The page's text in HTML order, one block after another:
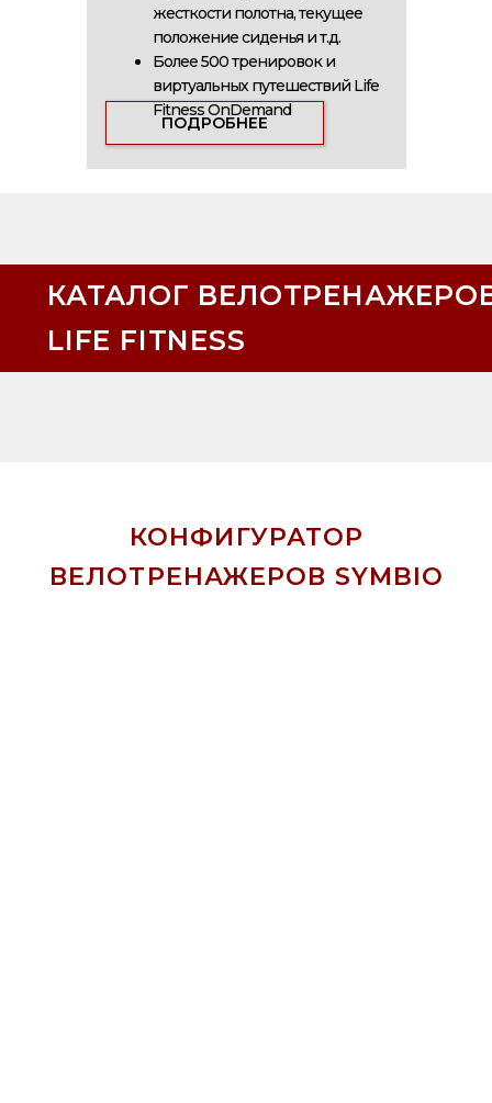
жесткости полотна, текущее
положение сиденья и т.д.
Более 500 тренировок и
виртуальных путешествий Life
Fitness OnDemand
ПОДРОБНЕЕ
КАТАЛОГ
LIFE FITNESS